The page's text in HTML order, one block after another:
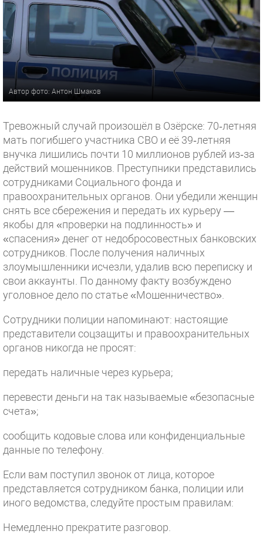
Автор фото: Антон Шмаков
Тревожный случай произошёл в Озёрске: 70‑летняя
мать погибшего участника СВО и её 39‑летняя
внучка лишились почти 10 миллионов рублей из‑за
действий мошенников. Преступники представились
сотрудниками Социального фонда и
правоохранительных органов. Они убедили женщин
снять все сбережения и передать их курьеру —
якобы для «проверки на подлинность» и
«спасения» денег от недобросовестных банковских
сотрудников. После получения наличных
злоумышленники исчезли, удалив всю переписку и
свои аккаунты. По данному факту возбуждено
уголовное дело по статье «Мошенничество».
Сотрудники полиции напоминают: настоящие
представители соцзащиты и правоохранительных
органов никогда не просят:
передать наличные через курьера;
перевести деньги на так называемые «безопасные
счета»;
сообщить кодовые слова или конфиденциальные
данные по телефону.
Если вам поступил звонок от лица, которое
представляется сотрудником банка, полиции или
иного ведомства, следуйте простым правилам:
Немедленно прекратите разговор.